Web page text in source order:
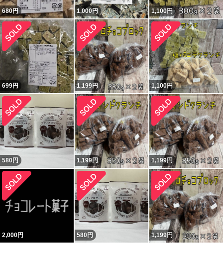
680円 1,000円 1,100円
699円 1,199円 1,100円
580円 1,199円 1,199円
2,000円 580円 1,199円